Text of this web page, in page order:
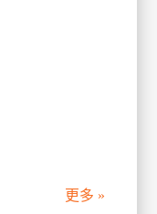
更多 »